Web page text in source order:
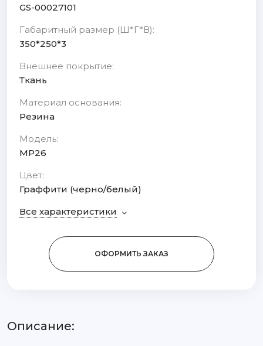
GS-00027101
Габаритный размер (Ш*Г*В):
350*250*3
Внешнее покрытие:
Ткань
Материал основания:
Резина
Модель:
MP26
Цвет:
Граффити (черно/белый)
Все характеристики
ОФОРМИТЬ ЗАКАЗ
Описание: